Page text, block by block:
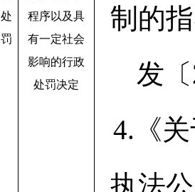
制的
发
4.《
执法
处
罚
程序以及具
有一定社会
影响的行政
处罚决定